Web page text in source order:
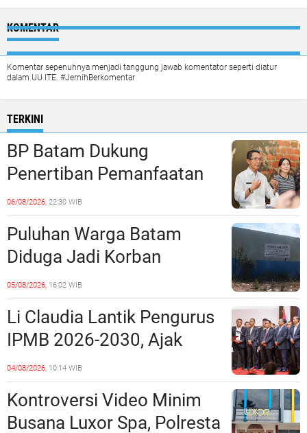
KOMENTAR
Komentar sepenuhnya menjadi tanggung jawab komentator seperti diatur
dalam UU ITE. #JernihBerkomentar
TERKINI
BP Batam Dukung
Penertiban Pemanfaatan
Ruang Laut Sesuai
Ketentuan Peraturan
Perundang-undangan
06/08/2026, 22:30 WIB
Puluhan Warga Batam
Diduga Jadi Korban
Penipuan Kavling Hingga
Miliaran Rupiah, Laporan ke
Polda Kepri Jalan di
Tempat?
05/08/2026, 16:02 WIB
Li Claudia Lantik Pengurus
IPMB 2026-2030, Ajak
Perkuat Kerukunan dan
Sinergi dengan Pemko
Batam
04/08/2026, 10:14 WIB
Kontroversi Video Minim
Busana Luxor Spa, Polresta